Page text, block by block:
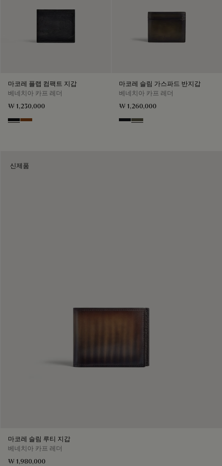
마코레 플랩 컴팩트 지갑
베네치아 카프 레더
₩ 1,230,000
Nero Grigio
Cacao Intenso
마코레 슬림 가스파드 반지갑
베네치아 카프 레더
₩ 1,260,000
Charcoal Gray
Selva Oscura
신제품
마코레 슬림 루티 지갑
베네치아 카프 레더
₩ 1,980,000